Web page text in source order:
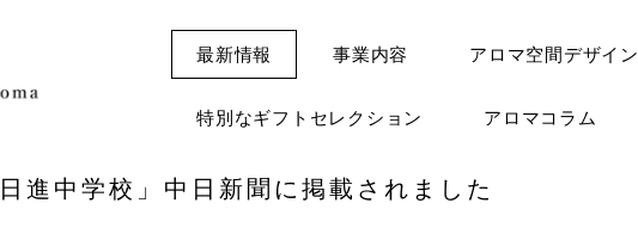
最新情報 事業内容 アロマ空間デザイン
特別なギフトセレクション アロマコラム
進中学校」中日新聞に掲載されました